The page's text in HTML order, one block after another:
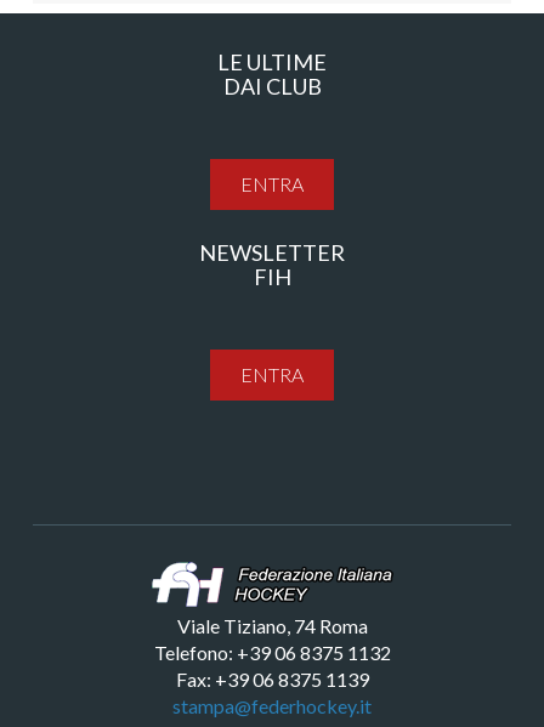
LE ULTIME
DAI CLUB
ENTRA
NEWSLETTER
FIH
ENTRA
Viale Tiziano, 74 Roma
Telefono: +39 06 8375 1132
Fax: +39 06 8375 1139
stampa@federhockey.it